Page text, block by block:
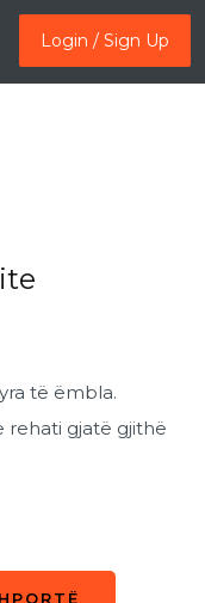
Login / Sign Up
Login / Sign Up
të ëmbla.
rehati gjatë gjithë